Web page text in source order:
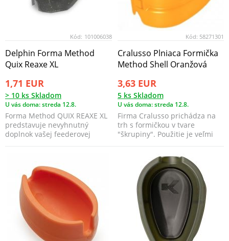
Kód: 101006038
Delphin Forma Method
Quix Reaxe XL
1,71 EUR
> 10 ks Skladom
U vás doma: streda 12.8.
Forma Method QUIX REAXE XL
predstavuje nevyhnutný
doplnok vašej feederovej
Kód: 58271301
Cralusso Plniaca Formička
Method Shell Oranžová
3,63 EUR
5 ks Skladom
U vás doma: streda 12.8.
Firma Cralusso prichádza na
trh s formičkou v tvare
"škrupiny". Použitie je veľmi